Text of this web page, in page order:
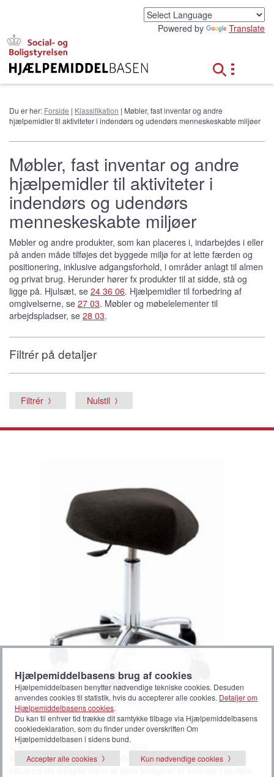
Powered by Translate
Du er her: Forside | Klassifikation | Møbler, fast inventar og andre
hjælpemidler til aktiviteter i indendørs og udendørs menneskeskabte miljøer
Møbler, fast inventar og andre
hjælpemidler til aktiviteter i
indendørs og udendørs
menneskeskabte miljøer
Møbler og andre produkter, som kan placeres i, indarbejdes i eller
på anden måde tilføjes det byggede miljø for at lette færden og
positionering, inklusive adgangsforhold, i områder anlagt til almen
og privat brug. Herunder hører fx produkter til at sidde, stå og
ligge på. Hjulsæt, se 24 36 06. Hjælpemidler til forbedring af
omgivelserne, se 27 03. Møbler og møbelelementer til
arbejdspladser, se 28 03.
Filtrér på detaljer
Filtrér Nulstil
Dynamostol Classic sadel stol
Styrk din ryg hele dagen. Sidder du så godt at du kan holde
fokus på dit arbejde uden at blive forstyrret af smerter i skuldre,
Hjælpemiddelbasens brug af cookies
Hjælpemiddelbasen benytter nødvendige tekniske cookies. Desuden
anvendes cookies til statistik, hvis du accepterer alle cookies. Detaljer om
Hjælpemiddelbasens cookies.
Du kan til enhver tid trække dit samtykke tilbage via Hjælpemiddelbasens
cookiedeklaration, som du finder under overskriften Om
Hjælpemiddelbasen i sidens bund.
Accepter alle cookies
Kun nødvendige cookies